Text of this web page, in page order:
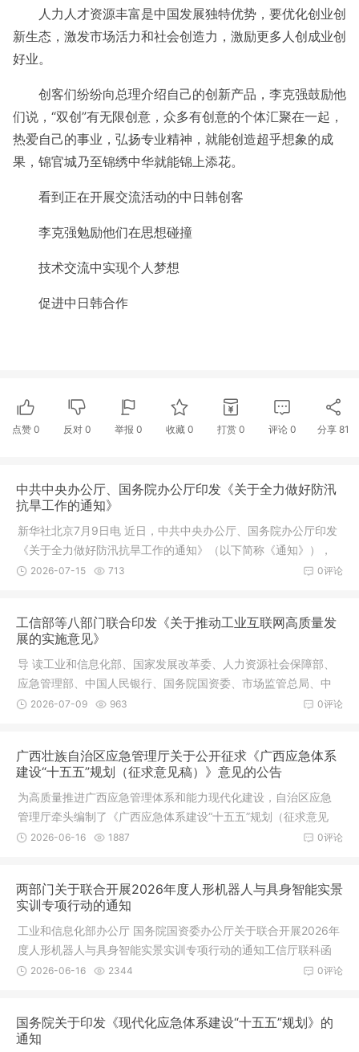
人力人才资源丰富是中国发展独特优势，要优化创业创
新生态，激发市场活力和社会创造力，激励更多人创成业创
好业。
创客们纷纷向总理介绍自己的创新产品，李克强鼓励他
们说，“双创”有无限创意，众多有创意的个体汇聚在一起，
热爱自己的事业，弘扬专业精神，就能创造超乎想象的成
果，锦官城乃至锦绣中华就能锦上添花。
看到正在开展交流活动的中日韩创客
李克强勉励他们在思想碰撞
技术交流中实现个人梦想
促进中日韩合作
点赞 0 反对 0 举报 0 收藏 0 打赏 0 评论 0 分享 81
中共中央办公厅、国务院办公厅印发《关于全力做好防汛
抗旱工作的通知》
新华社北京7月9日电 近日，中共中央办公厅、国务院办公厅印发
《关于全力做好防汛抗旱工作的通知》（以下简称《通知》），
对全力
0评论
2026-07-15 713
工信部等八部门联合印发《关于推动工业互联网高质量发
展的实施意见》
导 读工业和信息化部、国家发展改革委、人力资源社会保障部、
应急管理部、中国人民银行、国务院国资委、市场监管总局、中
国证监
0评论
2026-07-09 963
广西壮族自治区应急管理厅关于公开征求《广西应急体系
建设“十五五”规划（征求意见稿）》意见的公告
为高质量推进广西应急管理体系和能力现代化建设，自治区应急
管理厅牵头编制了《广西应急体系建设“十五五”规划（征求意见
稿）》
0评论
2026-06-16 1887
两部门关于联合开展2026年度人形机器人与具身智能实景
实训专项行动的通知
工业和信息化部办公厅 国务院国资委办公厅关于联合开展2026年
度人形机器人与具身智能实景实训专项行动的通知工信厅联科函
〔2026
0评论
2026-06-16 2344
国务院关于印发《现代化应急体系建设“十五五”规划》的
通知